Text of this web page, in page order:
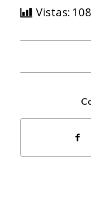
Vistas: 108